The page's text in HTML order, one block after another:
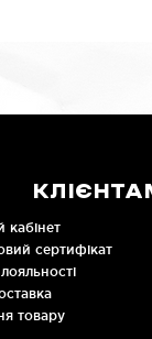
кабінет
сертифікат
товару